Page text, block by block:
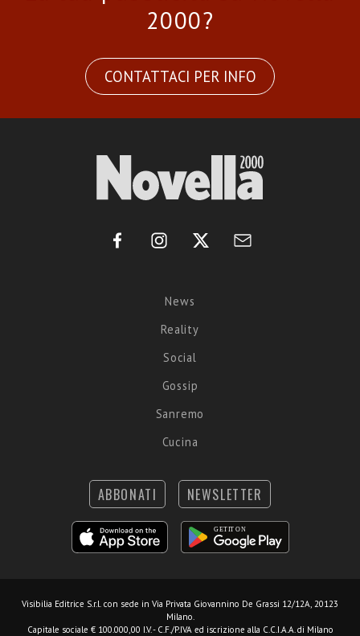
2000?
CONTATTACI PER INFO
News
Reality
Social
Gossip
Sanremo
Cucina
ABBONATI NEWSLETTER
Visibilia Editrice S.r.l. con sede in Via Privata Giovannino De Grassi 12/12A, 20123
Milano.
Capitale sociale € 100.000,00 I.V. - C.F./P.IVA ed iscrizione alla C.C.I.A.A. di Milano